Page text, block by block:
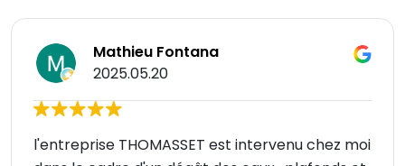
Mathieu Fontana
2025.05.20
l'entreprise THOMASSET est intervenu chez moi